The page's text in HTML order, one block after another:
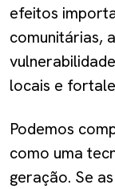
efeitos
comunitárias,
locais e
Podemos
como uma
geração. Se